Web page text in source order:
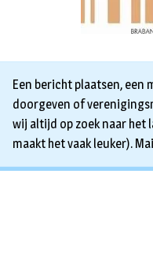
Een bericht plaatsen,
doorgeven of
wij altijd op zoek naar het
maakt het vaak leuker).